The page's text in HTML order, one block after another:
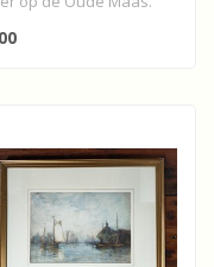
op papier...